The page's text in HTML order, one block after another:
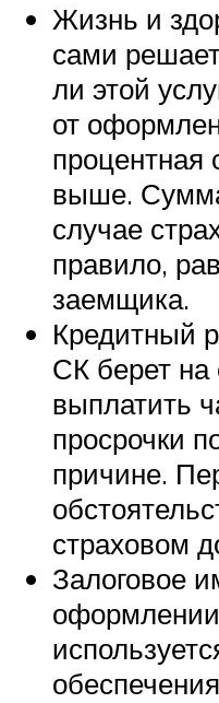
Жизнь и
сами
ли этой
от
процентная
выше.
случае
правило,
заемщика.
Кредитный
СК берет на
выплатить
просрочки
причине.
страховом
Залоговое